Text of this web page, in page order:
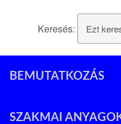
Keresés:
BEMUTATKOZÁS
SZAKMAI